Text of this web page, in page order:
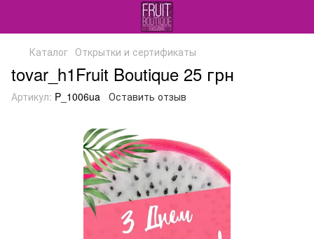
Каталог Открытки и сертификаты
tovar_h1Fruit Boutique 25 грн
Артикул: P_1006ua Оставить отзыв